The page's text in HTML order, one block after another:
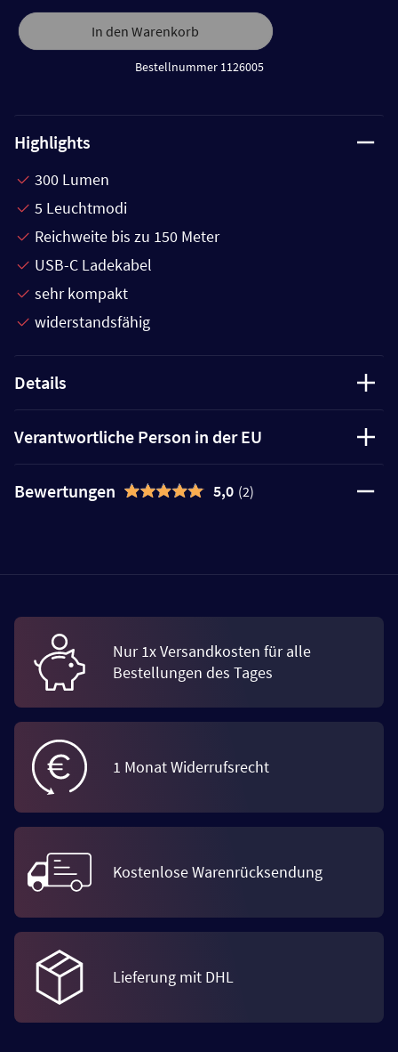
In den Warenkorb
Bestellnummer 1126005
Highlights
300 Lumen
5 Leuchtmodi
Reichweite bis zu 150 Meter
USB-C Ladekabel
sehr kompakt
widerstandsfähig
Details
Verantwortliche Person in der EU
Bewertungen 5,0 (2)
Nur 1x Versandkosten für alle
Bestellungen des Tages
1 Monat Widerrufsrecht
Kostenlose Warenrücksendung
Lieferung mit DHL